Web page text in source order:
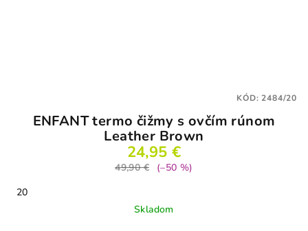
ENFANT termo čižmy s ovčím rúnom
Leather Brown
24,95 €
49,90 €
(–50 %)
20
Skladom
KÓD:2484/20